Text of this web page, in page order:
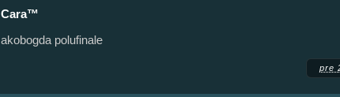
Cara™
akobogda polufinale
pre